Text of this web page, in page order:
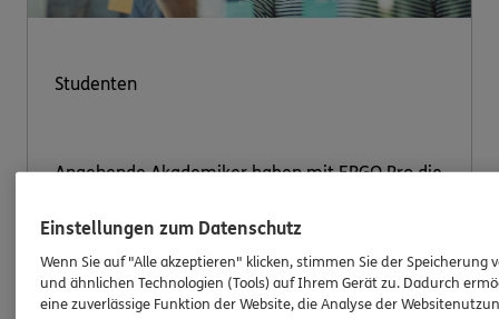
Studenten
Angehende Akademiker haben mit ERGO Pro die
Studiums ein Nebeneinkommen aufzubauen. Sie
profitieren von freier Zeiteinteilung bei idealen
Verdienstmöglichkeiten.
Einstellungen zum Datenschutz
Wenn Sie auf "Alle akzeptieren" klicken, stimmen Sie der Speicherung
und ähnlichen Technologien (Tools) auf Ihrem Gerät zu. Dadurch
eine zuverlässige Funktion der Website, die Analyse der